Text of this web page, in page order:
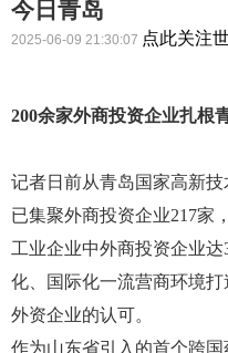
今日青岛
2025-06-09 21:30:07 点此关注
200余家外商投资企业扎根
记者日前从青岛国家高新
已集聚外商投资企业217家
工业企业中外商投资企业
化、国际化一流营商环境
外资企业的认可。
作为山东省引入的首个跨